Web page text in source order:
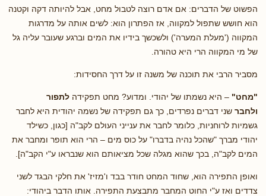
הפשוט של הדברים: אם אדם רוצה לטבול מחט, אבל להיותה דקה וקטנה
הוא חושש שתפול למקווה, אז הפתרון הוא: לשים אותה על מדרגות
המקווה ('מעלת המערה') ולשכשך בידיו את המים וברגע שעובר עליה גל
של מי המקווה הרי היא טהורה.
מסביר הרבי את תוכנה של משנה זו על דרך החסידות:
"מחט" – היא נשמתו של יהודי. ומדוע? מחט תפקידה לתפור
ולחבר שני דברים נפרדים, כך גם תפקידה של נשמה יהודית היא לחבר
גשמיות לרוחניות, כלומר לחבר את ענייני העולם לקב"ה [כגון, כשילד
יהודי מברך "שהכל נהיה בדברו" על כוס מים – הרי הוא תופר ומחבר את
המים לקב"ה, בכך שהוא מגלה שכל מציאותם הוא שנבראו ע"י הקב"ה].
ואופן התפירה הוא, שחוד המחט חודר בבד ו'מזיז' את חלקי הבגד לשני
צדדים ואז ע"י החוט המחבר מתבצעת התפירה. אותו הדבר ביהודי: